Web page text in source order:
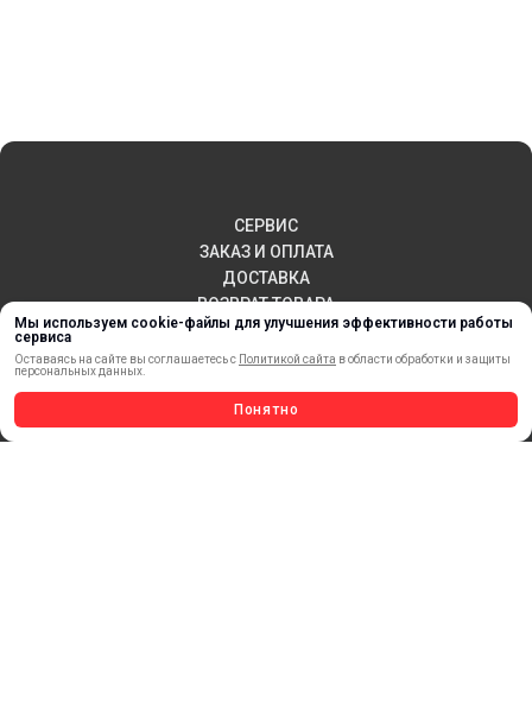
Мы используем cookie-файлы для улучшения эффективности работы
сервиса
Оставаясь на сайте вы соглашаетесь с Политикой сайта в области обработки и защиты
персональных данных.
Понятно
СЕРВИС
ЗАКАЗ И ОПЛАТА
ДОСТАВКА
ВОЗВРАТ ТОВАРА
ПУБЛИЧНАЯ ОФЕРТА
КОНТАКТЫ